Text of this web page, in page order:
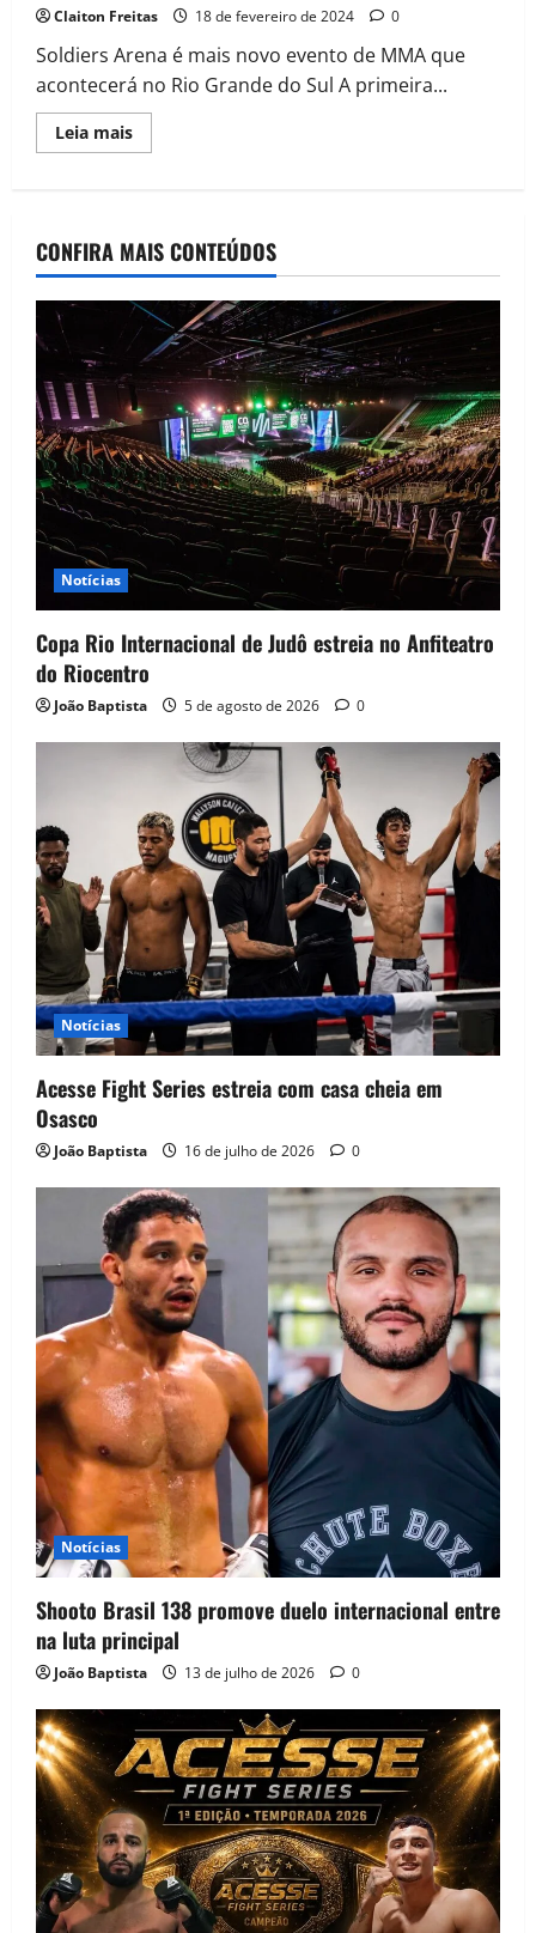
Claiton Freitas 18 de fevereiro de 2024 0
Soldiers Arena é mais novo evento de MMA que
acontecerá no Rio Grande do Sul A primeira...
Leia mais
CONFIRA MAIS CONTEÚDOS
Notícias
Copa Rio Internacional de Judô estreia no Anfiteatro
do Riocentro
João Baptista 5 de agosto de 2026 0
Notícias
Acesse Fight Series estreia com casa cheia em
Osasco
João Baptista 16 de julho de 2026 0
Notícias
Shooto Brasil 138 promove duelo internacional entre
na luta principal
João Baptista 13 de julho de 2026 0